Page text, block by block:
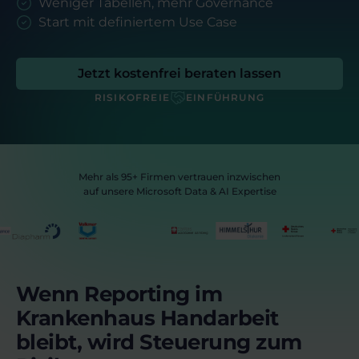
Start mit definiertem Use Case
Jetzt kostenfrei beraten lassen
RISIKOFREIE EINFÜHRUNG
Mehr als 95+ Firmen vertrauen inzwischen
auf unsere Microsoft Data & AI Expertise
Wenn Reporting im
Krankenhaus Handarbeit
bleibt, wird Steuerung zum